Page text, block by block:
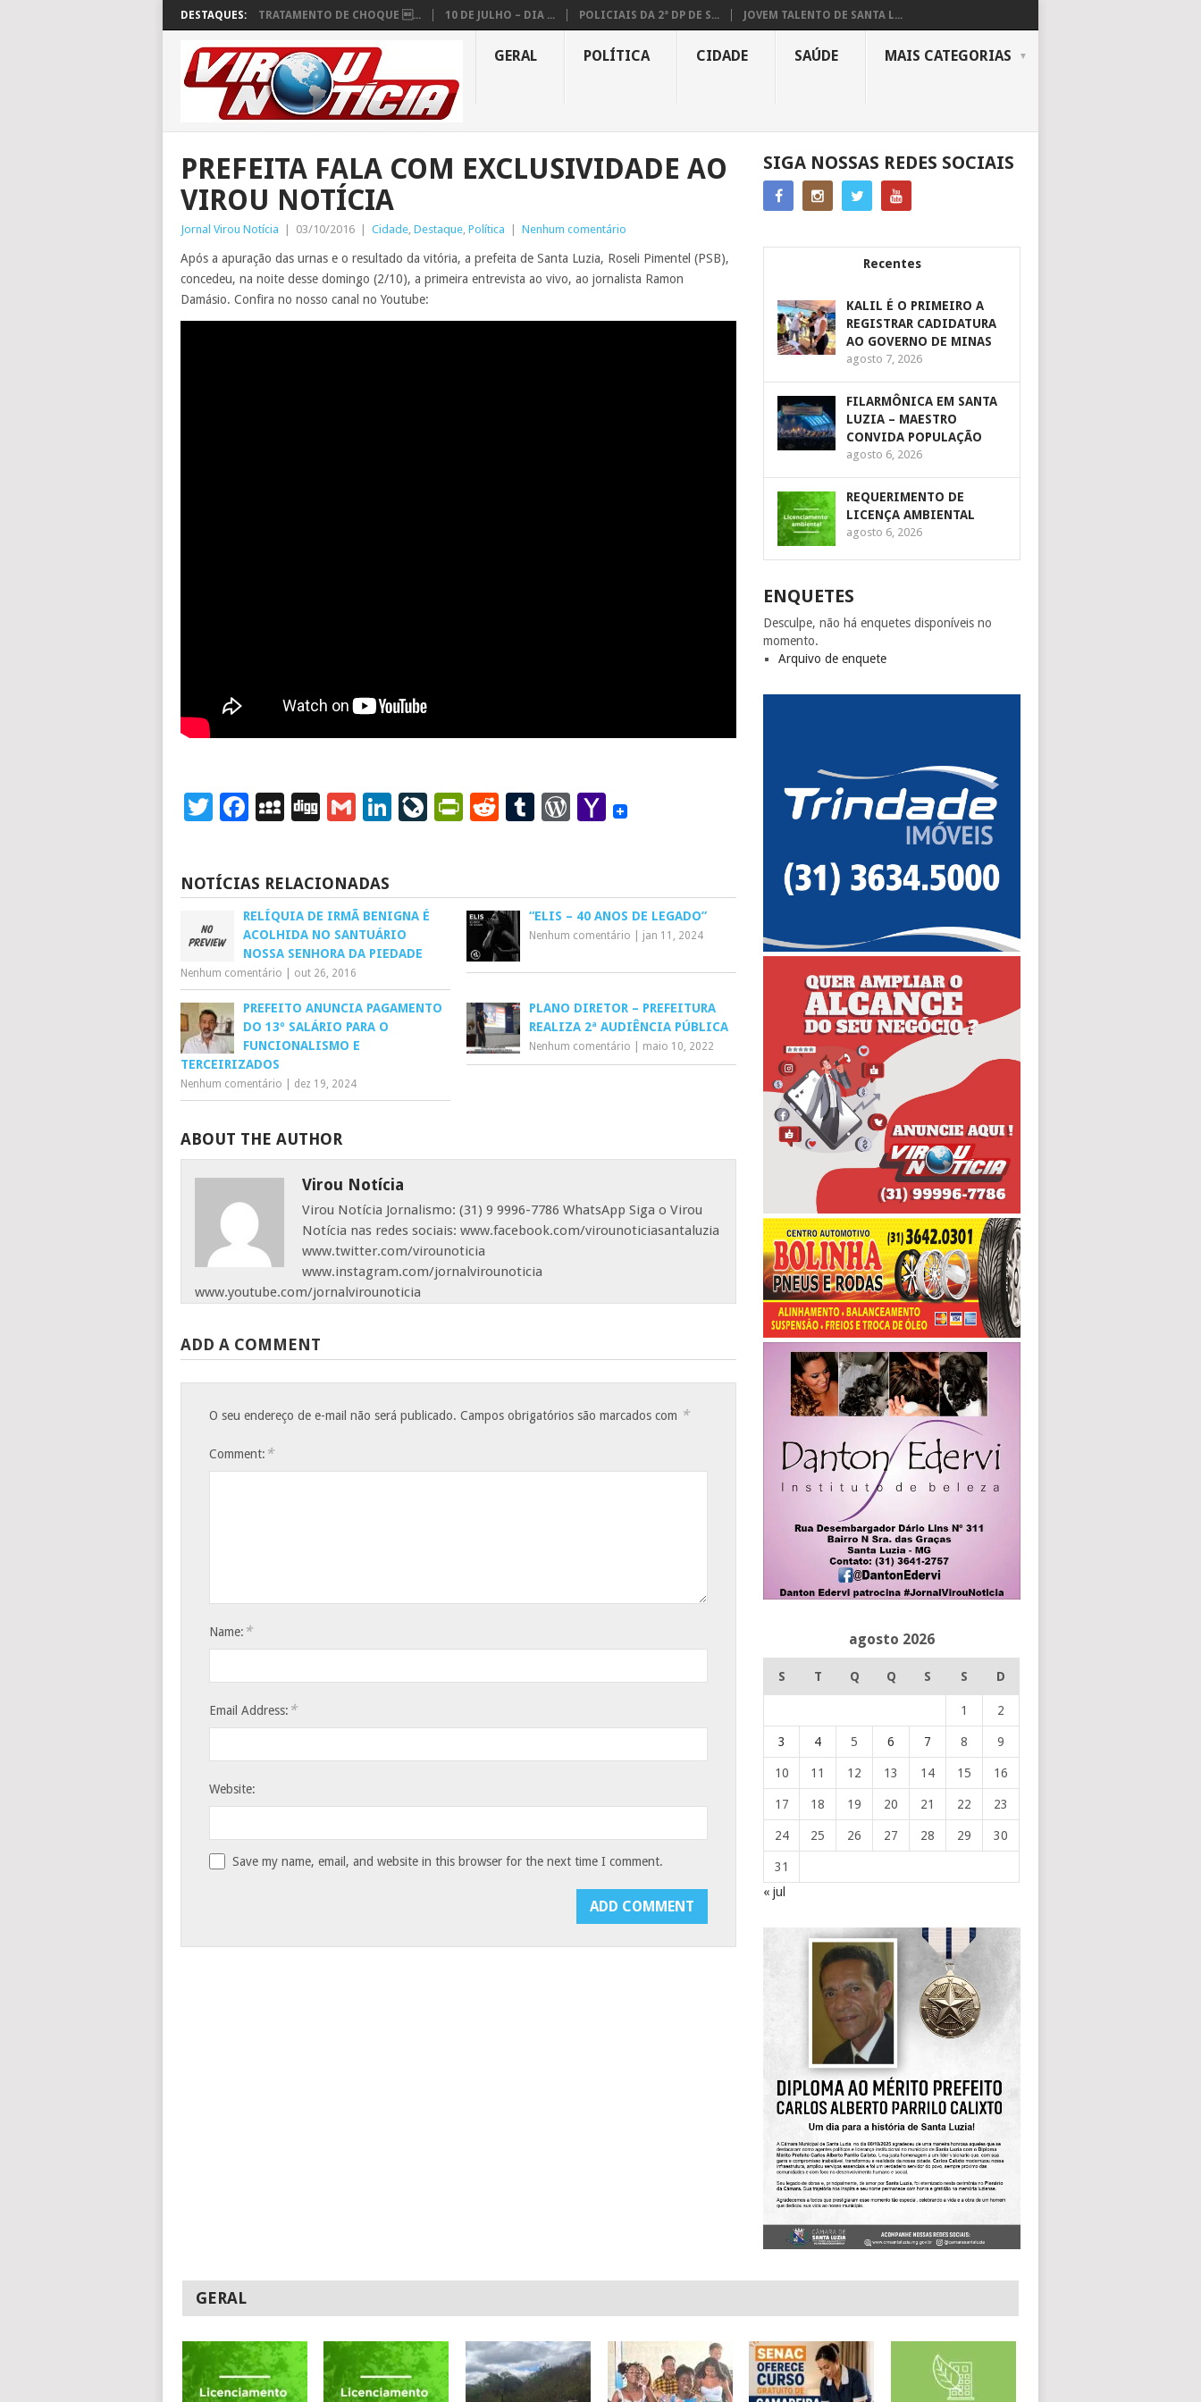
DESTAQUES: TRATAMENTO DE CHOQUE ... 10 DE JULHO – DIA ... POLICIAIS DA 2ª DP DE S... JOVEM TALENTO DE SANTA L...
GERAL POLÍTICA CIDADE SAÚDE MAIS CATEGORIAS
PREFEITA FALA COM EXCLUSIVIDADE AO
VIROU NOTÍCIA
Jornal Virou Notícia 03/10/2016 Cidade, Destaque, Política Nenhum comentário
Após a apuração das urnas e o resultado da vitória, a prefeita de Santa Luzia, Roseli Pimentel (PSB),
concedeu, na noite desse domingo (2/10), a primeira entrevista ao vivo, ao jornalista Ramon
Damásio. Confira no nosso canal no Youtube:
Twitter
Facebook
MySpace
DiggGmailLinkedIn
LiveJournal
PrintFriendly
RedditTumblr
WordPress
Yahoo
NOTÍCIAS RELACIONADAS
RELÍQUIA DE IRMÃ BENIGNA É
ACOLHIDA NO SANTUÁRIO
NOSSA SENHORA DA PIEDADE
Nenhum comentário out 26, 2016
“ELIS – 40 ANOS DE LEGADO”
Nenhum comentário jan 11, 2024
PREFEITO ANUNCIA PAGAMENTO
DO 13º SALÁRIO PARA O
FUNCIONALISMO E
TERCEIRIZADOS
Nenhum comentário dez 19, 2024
PLANO DIRETOR – PREFEITURA
REALIZA 2ª AUDIÊNCIA PÚBLICA
Nenhum comentário maio 10, 2022
ABOUT THE AUTHOR
Virou Notícia
Virou Notícia Jornalismo: (31) 9 9996-7786 WhatsApp Siga o Virou
Notícia nas redes sociais: www.facebook.com/virounoticiasantaluzia
www.twitter.com/virounoticia
www.instagram.com/jornalvirounoticia
www.youtube.com/jornalvirounoticia
ADD A COMMENT
O seu endereço de e-mail não será publicado. Campos obrigatórios são marcados com *
Comment: *
Name: *
Email Address: *
Website:
Save my name, email, and website in this browser for the next time I comment.
SIGA NOSSAS REDES SOCIAIS
Recentes
KALIL É O PRIMEIRO A
REGISTRAR CADIDATURA
AO GOVERNO DE MINAS
agosto 7, 2026
FILARMÔNICA EM SANTA
LUZIA – MAESTRO
CONVIDA POPULAÇÃO
agosto 6, 2026
REQUERIMENTO DE
LICENÇA AMBIENTAL
agosto 6, 2026
ENQUETES
Desculpe, não há enquetes disponíveis no
momento.
Arquivo de enquete
agosto 2026
S T Q Q S S D
1 2
3 4 5 6 7 8 9
10 11 12 13 14 15 16
17 18 19 20 21 22 23
24 25 26 27 28 29 30
31
« jul
GERAL